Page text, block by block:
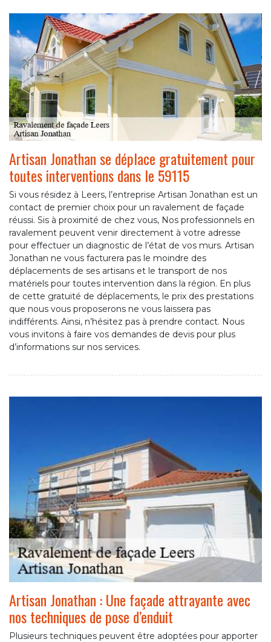
Artisan Jonathan se déplace gratuitement pour
toutes interventions dans le 59115
Si vous résidez à Leers, l’entreprise Artisan Jonathan est un
contact de premier choix pour un ravalement de façade
réussi. Sis à proximité de chez vous, Nos professionnels en
ravalement peuvent venir directement à votre adresse
pour effectuer un diagnostic de l’état de vos murs. Artisan
Jonathan ne vous facturera pas le moindre des
déplacements de ses artisans et le transport de nos
matériels pour toutes intervention dans la région. En plus
de cette gratuité de déplacements, le prix des prestations
que nous vous proposerons ne vous laissera pas
indifférents. Ainsi, n’hésitez pas à prendre contact. Nous
vous invitons à faire vos demandes de devis pour plus
d’informations sur nos services.
Artisan Jonathan : Une façade attrayante avec
nos techniques de pose d’enduit
Plusieurs techniques peuvent être adoptées pour apporter